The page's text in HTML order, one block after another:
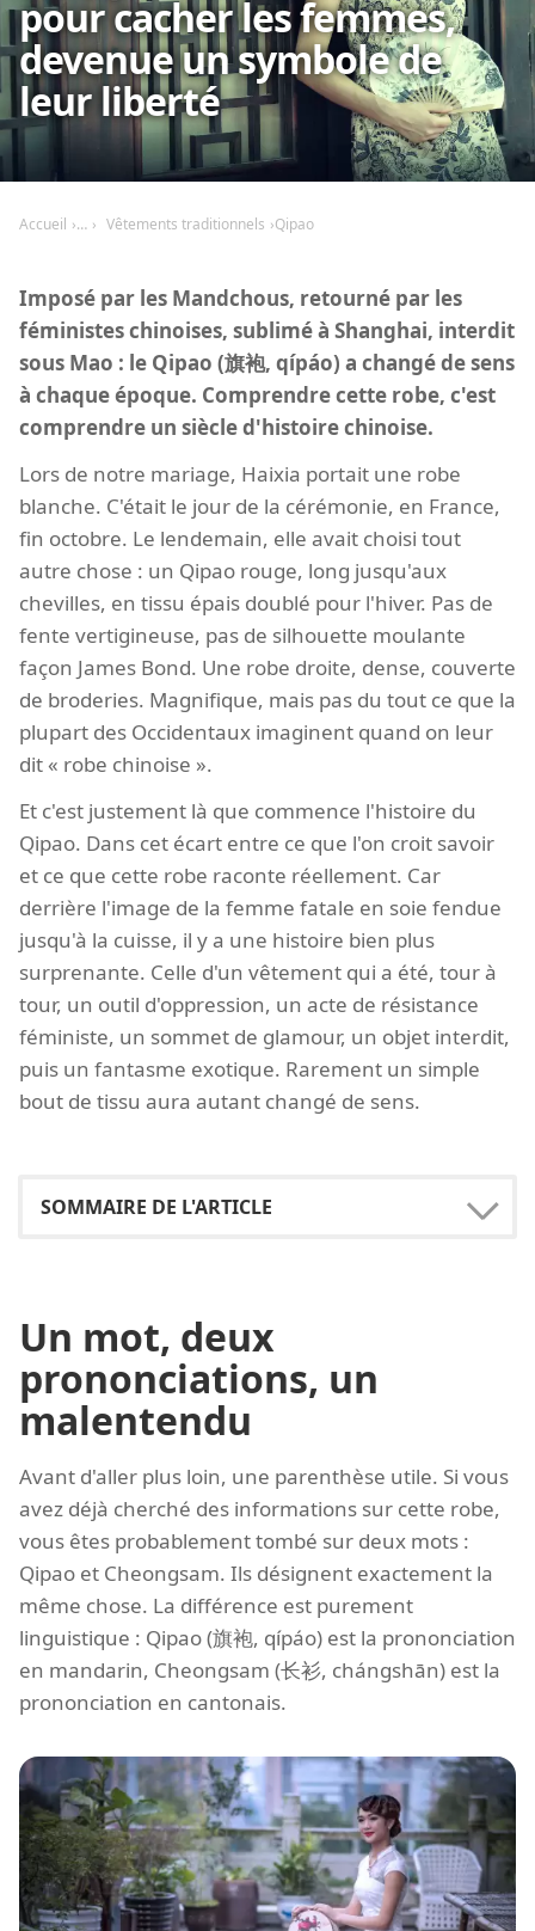
pour cacher les femmes,
devenue un symbole de
leur liberté
Accueil Vêtements traditionnels Qipao
Imposé par les Mandchous, retourné par les
féministes chinoises, sublimé à Shanghai, interdit
sous Mao : le Qipao (旗袍, qípáo) a changé de sens
à chaque époque. Comprendre cette robe, c'est
comprendre un siècle d'histoire chinoise.
Lors de notre mariage, Haixia portait une robe
blanche. C'était le jour de la cérémonie, en France,
fin octobre. Le lendemain, elle avait choisi tout
autre chose : un Qipao rouge, long jusqu'aux
chevilles, en tissu épais doublé pour l'hiver. Pas de
fente vertigineuse, pas de silhouette moulante
façon James Bond. Une robe droite, dense, couverte
de broderies. Magnifique, mais pas du tout ce que la
plupart des Occidentaux imaginent quand on leur
dit « robe chinoise ».
Et c'est justement là que commence l'histoire du
Qipao. Dans cet écart entre ce que l'on croit savoir
et ce que cette robe raconte réellement. Car
derrière l'image de la femme fatale en soie fendue
jusqu'à la cuisse, il y a une histoire bien plus
surprenante. Celle d'un vêtement qui a été, tour à
tour, un outil d'oppression, un acte de résistance
féministe, un sommet de glamour, un objet interdit,
puis un fantasme exotique. Rarement un simple
bout de tissu aura autant changé de sens.
Un mot, deux
prononciations, un
malentendu
Avant d'aller plus loin, une parenthèse utile. Si vous
avez déjà cherché des informations sur cette robe,
vous êtes probablement tombé sur deux mots :
Qipao et Cheongsam. Ils désignent exactement la
même chose. La différence est purement
linguistique : Qipao (旗袍, qípáo) est la prononciation
en mandarin, Cheongsam (长衫, chángshān) est la
prononciation en cantonais.